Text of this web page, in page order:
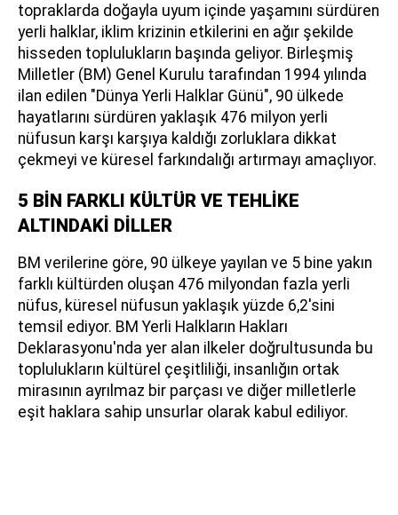
topraklarda doğayla uyum içinde yaşamını sürdüren
yerli halklar, iklim krizinin etkilerini en ağır şekilde
hisseden toplulukların başında geliyor. Birleşmiş
Milletler (BM) Genel Kurulu tarafından 1994 yılında
ilan edilen "Dünya Yerli Halklar Günü", 90 ülkede
hayatlarını sürdüren yaklaşık 476 milyon yerli
nüfusun karşı karşıya kaldığı zorluklara dikkat
çekmeyi ve küresel farkındalığı artırmayı amaçlıyor.
5 BİN FARKLI KÜLTÜR VE TEHLİKE
ALTINDAKİ DİLLER
BM verilerine göre, 90 ülkeye yayılan ve 5 bine yakın
farklı kültürden oluşan 476 milyondan fazla yerli
nüfus, küresel nüfusun yaklaşık yüzde 6,2'sini
temsil ediyor. BM Yerli Halkların Hakları
Deklarasyonu'nda yer alan ilkeler doğrultusunda bu
toplulukların kültürel çeşitliliği, insanlığın ortak
mirasının ayrılmaz bir parçası ve diğer milletlerle
eşit haklara sahip unsurlar olarak kabul ediliyor.